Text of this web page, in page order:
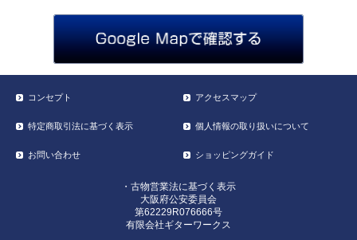
コンセプト アクセスマップ
特定商取引法に基づく表示 個人情報の取り扱いについて
お問い合わせ ショッピングガイド
・古物営業法に基づく表示
大阪府公安委員会
第62229R076666号
有限会社ギターワークス